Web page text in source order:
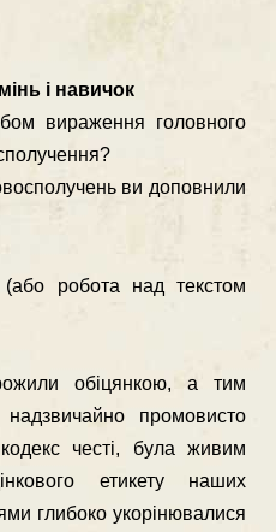
і навичок
вираження головного
ви доповнили
робота над текстом
обіцянкою, а тим
промовисто
честі, була живим
етикету наших
глибоко укорінювалися